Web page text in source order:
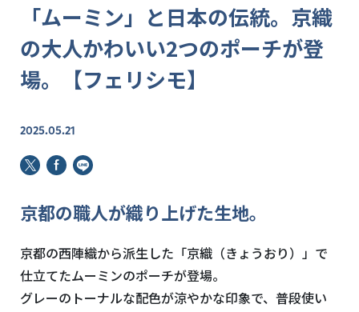
「ムーミン」と日本の伝統。京織
の大人かわいい2つのポーチが登
場。【フェリシモ】
2025.05.21
京都の職人が織り上げた生地。
京都の西陣織から派生した「京織（きょうおり）」で
仕立てたムーミンのポーチが登場。
グレーのトーナルな配色が涼やかな印象で、普段使い